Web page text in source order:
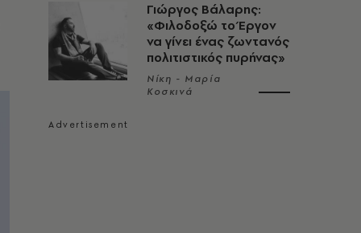
Γιώργος Βάλαρης:
«Φιλοδοξώ το Έργον
να γίνει ένας ζωντανός
πολιτιστικός πυρήνας»
Νίκη - Μαρία
Κοσκινά